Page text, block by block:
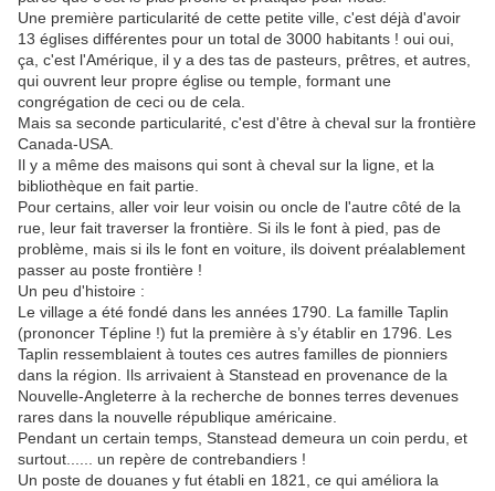
Une première particularité de cette petite ville, c'est déjà d'avoir
13 églises différentes pour un total de 3000 habitants ! oui oui,
ça, c'est l'Amérique, il y a des tas de pasteurs, prêtres, et autres,
qui ouvrent leur propre église ou temple, formant une
congrégation de ceci ou de cela.
Mais sa seconde particularité, c'est d'être à cheval sur la frontière
Canada-USA.
Il y a même des maisons qui sont à cheval sur la ligne, et la
bibliothèque en fait partie.
Pour certains, aller voir leur voisin ou oncle de l'autre côté de la
rue, leur fait traverser la frontière. Si ils le font à pied, pas de
problème, mais si ils le font en voiture, ils doivent préalablement
passer au poste frontière !
Un peu d'histoire :
Le village a été fondé dans les années 1790. La famille Taplin
(prononcer Tépline !) fut la première à s’y établir en 1796. Les
Taplin ressemblaient à toutes ces autres familles de pionniers
dans la région. Ils arrivaient à Stanstead en provenance de la
Nouvelle-Angleterre à la recherche de bonnes terres devenues
rares dans la nouvelle république américaine.
Pendant un certain temps, Stanstead demeura un coin perdu, et
surtout...... un repère de contrebandiers !
Un poste de douanes y fut établi en 1821, ce qui améliora la